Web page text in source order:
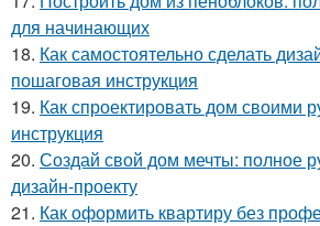
для начинающих
18. Как самостоятельно сделать
пошаговая инструкция
19. Как спроектировать дом своими
инструкция
20. Создай свой дом мечты: полное
дизайн-проекту
21. Как оформить квартиру без